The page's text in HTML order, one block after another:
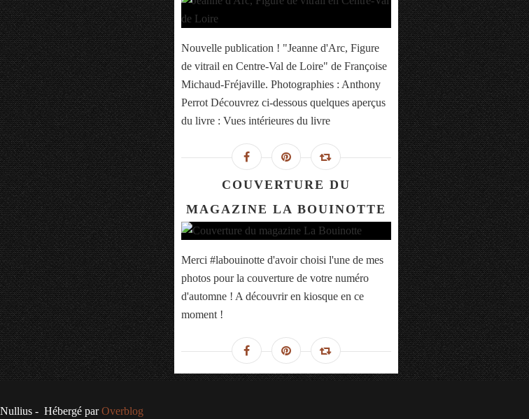
Nouvelle publication ! "Jeanne d'Arc, Figure
de vitrail en Centre-Val de Loire" de Françoise
Michaud-Fréjaville. Photographies : Anthony
Perrot Découvrez ci-dessous quelques aperçus
du livre : Vues intérieures du livre
COUVERTURE DU
MAGAZINE LA BOUINOTTE
Merci #labouinotte d'avoir choisi l'une de mes
photos pour la couverture de votre numéro
d'automne ! A découvrir en kiosque en ce
moment !
- Hébergé parOverblog